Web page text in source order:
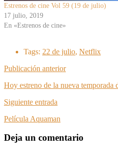
Estrenos de cine Vol 59 (19 de julio)
17 julio, 2019
En «Estrenos de cine»
Tags: 22 de julio, Netflix
Publicación anterior
Hoy estreno de la nueva
Siguiente entrada
Película Aquaman
Deja un comentario